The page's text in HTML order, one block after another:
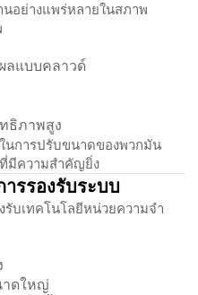
นอย่างแพร่หลายในสภาพ
ลแบบคลาวด์
ธิภาพสูง
นการปรับขนาดของพวกมัน
มีความสำคัญยิ่ง
รรองรับระบบ
รับเทคโนโลยีหน่วยความจำ
าดใหญ่